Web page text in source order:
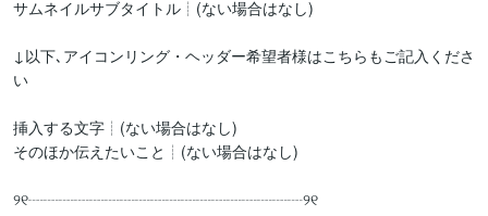
サムネイルサブタイトル┊(ない場合はなし)
↓以下､アイコンリング・ヘッダー希望者様はこちらもご記入くださ
い
挿入する文字┊(ない場合はなし)
そのほか伝えたいこと┊(ない場合はなし)
୨୧┈┈┈┈┈┈┈┈┈┈┈┈┈┈┈┈┈┈୨୧